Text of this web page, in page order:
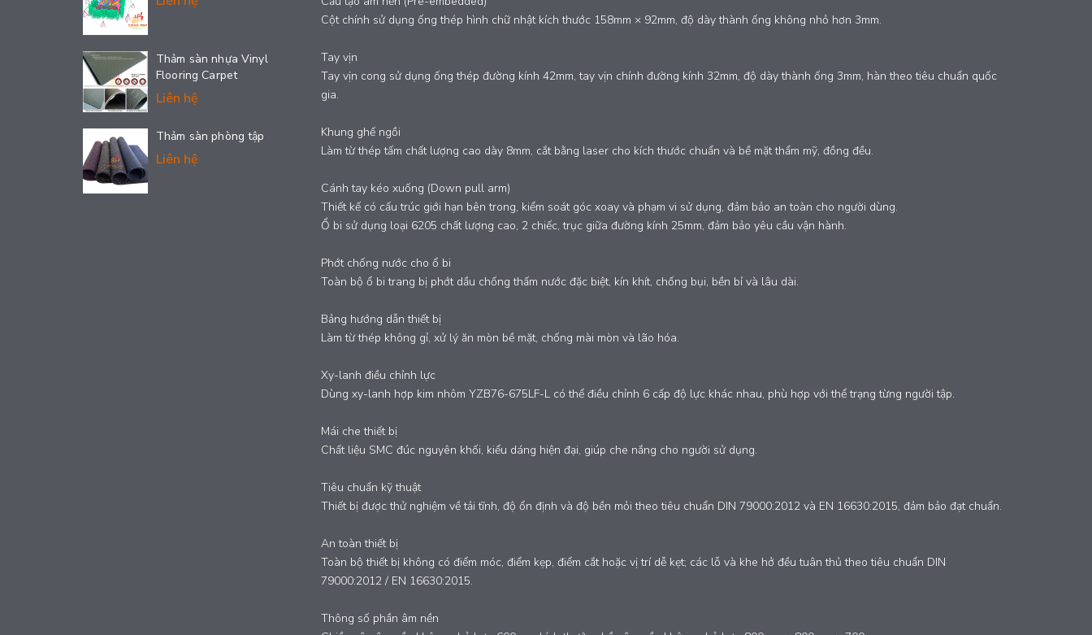
Cột chính sử dụng ống thép hình chữ nhật kích thước 158mm × 92mm, độ dày thành ống không nhỏ hơn 3mm.
Tay vịn
Tay vịn cong sử dụng ống thép đường kính 42mm, tay vịn chính đường kính 32mm, độ dày thành ống 3mm, hàn theo tiêu chuẩn quốc
gia.
Khung ghế ngồi
Làm từ thép tấm chất lượng cao dày 8mm, cắt bằng laser cho kích thước chuẩn và bề mặt thẩm mỹ, đồng đều.
Cánh tay kéo xuống (Down pull arm)
Thiết kế có cấu trúc giới hạn bên trong, kiểm soát góc xoay và phạm vi sử dụng, đảm bảo an toàn cho người dùng.
Ổ bi sử dụng loại 6205 chất lượng cao, 2 chiếc, trục giữa đường kính 25mm, đảm bảo yêu cầu vận hành.
Phớt chống nước cho ổ bi
Toàn bộ ổ bi trang bị phớt dầu chống thấm nước đặc biệt, kín khít, chống bụi, bền bỉ và lâu dài.
Bảng hướng dẫn thiết bị
Làm từ thép không gỉ, xử lý ăn mòn bề mặt, chống mài mòn và lão hóa.
Xy-lanh điều chỉnh lực
Dùng xy-lanh hợp kim nhôm YZB76-675LF-L có thể điều chỉnh 6 cấp độ lực khác nhau, phù hợp với thể trạng từng người tập.
Mái che thiết bị
Chất liệu SMC đúc nguyên khối, kiểu dáng hiện đại, giúp che nắng cho người sử dụng.
Tiêu chuẩn kỹ thuật
Thiết bị được thử nghiệm về tải tĩnh, độ ổn định và độ bền mỏi theo tiêu chuẩn DIN 79000:2012 và EN 16630:2015, đảm bảo đạt chuẩn.
An toàn thiết bị
Toàn bộ thiết bị không có điểm móc, điểm kẹp, điểm cắt hoặc vị trí dễ kẹt; các lỗ và khe hở đều tuân thủ theo tiêu chuẩn DIN
79000:2012 / EN 16630:2015.
Thông số phần âm nền
Thảm sàn nhựa Vinyl
Flooring Carpet
Liên hệ
Thảm sàn phòng tập
Liên hệ